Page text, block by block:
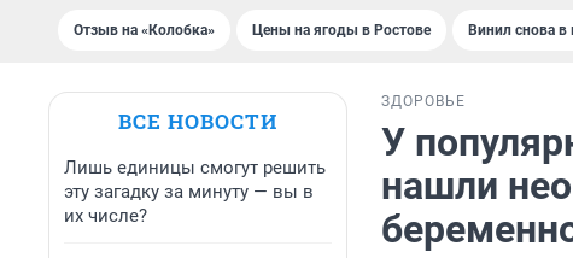
Отзыв на «Колобка» Цены на ягоды в Ростове Винил снова в
ВСЕ НОВОСТИ
Лишь единицы смогут решить
эту загадку за минуту — вы в
их числе?
ЗДОРОВЬЕ
У
нашли